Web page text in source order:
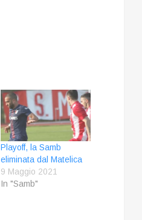
Playoff, la Samb
eliminata dal Matelica
9 Maggio 2021
In "Samb"